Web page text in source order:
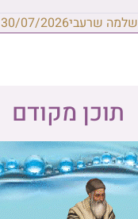
שלמה שרעבי30/07/2026
תוכן מקודם